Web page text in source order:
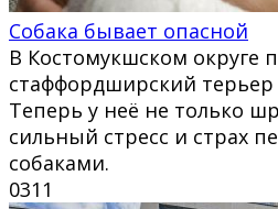
Собака бывает опасной
В Костомукшском округе
стаффордширский
Теперь у неё не только
сильный стресс и страх
собаками.
0311